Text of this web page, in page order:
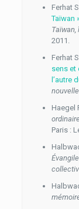
Ferhat
Taïwan
Taïwan,
2011.
Ferhat
sens et
l’autre
Haegel
Paris :